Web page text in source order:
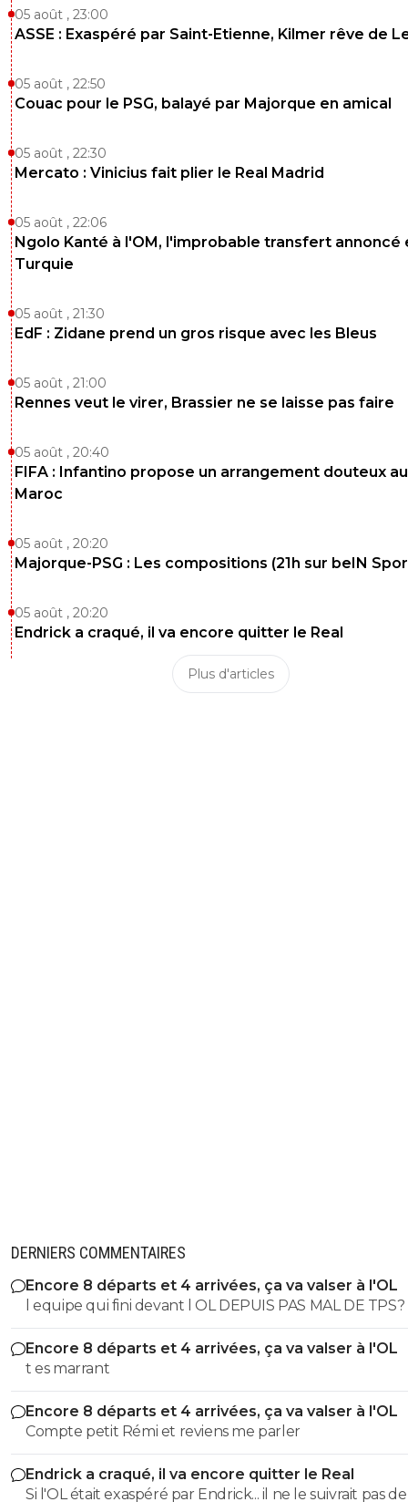
05 août , 23:00
ASSE : Exaspéré par Saint-Etienne, Kilmer rêve de
05 août , 22:50
Couac pour le PSG, balayé par Majorque en amical
05 août , 22:30
Mercato : Vinicius fait plier le Real Madrid
05 août , 22:06
Ngolo Kanté à l'OM, l'improbable transfert annoncé
Turquie
05 août , 21:30
EdF : Zidane prend un gros risque avec les Bleus
05 août , 21:00
Rennes veut le virer, Brassier ne se laisse pas faire
05 août , 20:40
FIFA : Infantino propose un arrangement douteux au
Maroc
05 août , 20:20
Majorque-PSG : Les compositions (21h sur beIN
05 août , 20:20
Endrick a craqué, il va encore quitter le Real
Plus d'articles
DERNIERS COMMENTAIRES
Encore 8 départs et 4 arrivées, ça va valser à l'OL
l equipe qui fini devant l OL DEPUIS PAS MAL DE TPS? lol. t
es tro malin toi
Encore 8 départs et 4 arrivées, ça va valser à l'OL
t es marrant
Encore 8 départs et 4 arrivées, ça va valser à l'OL
Compte petit Rémi et reviens me parler
Endrick a craqué, il va encore quitter le Real
Si l'OL était exaspéré par Endrick... il ne le suivrait pas